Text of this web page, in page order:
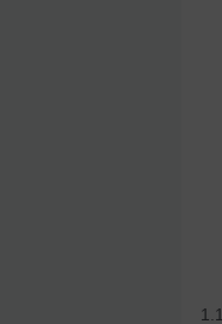
1.1